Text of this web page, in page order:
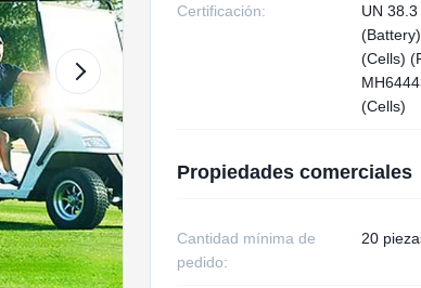
Certificación:
UN 38.3
(Cells)
(Cells)
Propiedades comerciales
Cantidad mínima de
pedido:
20